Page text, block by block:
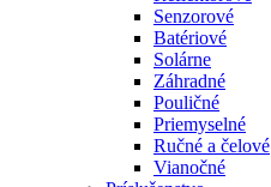
Senzorové
Batériové
Solárne
Záhradné
Pouličné
Priemyselné
Ručné a čelové
Vianočné